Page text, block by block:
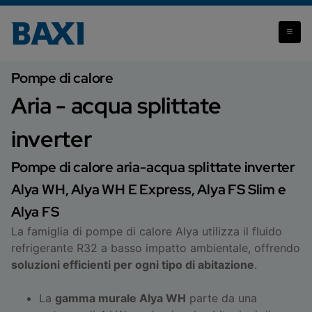
Aria- acqua splittate inverter
Pompe di calore
Aria - acqua splittate
inverter
Pompe di calore aria-acqua splittate inverter
Alya WH, Alya WH E Express, Alya FS Slim e
Alya FS
La famiglia di pompe di calore Alya utilizza il fluido
refrigerante R32 a basso impatto ambientale, offrendo
soluzioni efficienti per ogni tipo di abitazione.
La gamma murale Alya WH parte da una